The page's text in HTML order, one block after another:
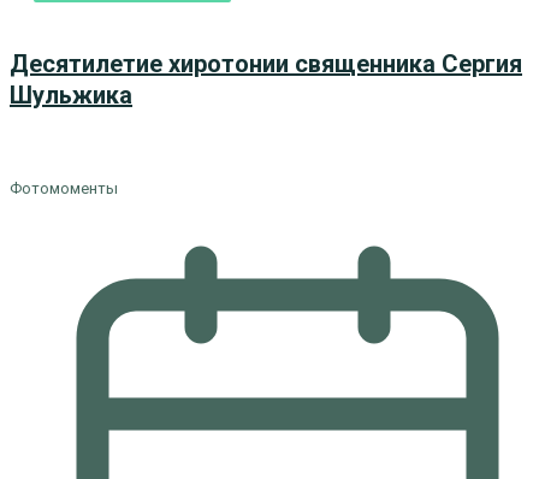
Десятилетие хиротонии священника Сергия
Шульжика
Фотомоменты